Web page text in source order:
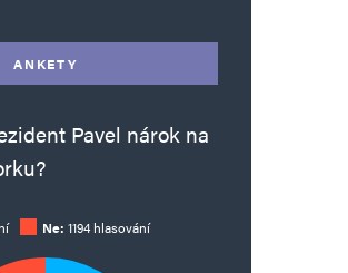
ANKETY
Pavel nárok na
Ne: 1194 hlasování